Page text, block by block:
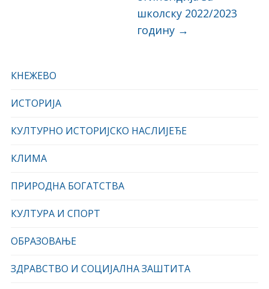
КНЕЖЕВО
ИСТОРИЈА
КУЛТУРНО ИСТОРИЈСКО НАСЛИЈЕЂЕ
КЛИМА
ПРИРОДНА БОГАТСТВА
КУЛТУРА И СПОРТ
ОБРАЗОВАЊЕ
ЗДРАВСТВО И СОЦИЈАЛНА ЗАШТИТА
школску 2022/2023
годину →